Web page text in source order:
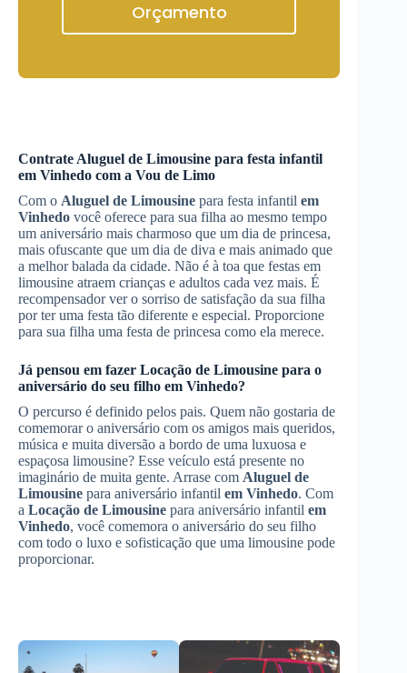
Orçamento
Contrate Aluguel de Limousine para festa infantil
em Vinhedo com a Vou de Limo
Com o Aluguel de Limousine para festa infantil em
Vinhedo você oferece para sua filha ao mesmo tempo
um aniversário mais charmoso que um dia de princesa,
mais ofuscante que um dia de diva e mais animado que
a melhor balada da cidade. Não é à toa que festas em
limousine atraem crianças e adultos cada vez mais. É
recompensador ver o sorriso de satisfação da sua filha
por ter uma festa tão diferente e especial. Proporcione
para sua filha uma festa de princesa como ela merece.
Já pensou em fazer Locação de Limousine para o
aniversário do seu filho em Vinhedo?
O percurso é definido pelos pais. Quem não gostaria de
comemorar o aniversário com os amigos mais queridos,
música e muita diversão a bordo de uma luxuosa e
espaçosa limousine? Esse veículo está presente no
imaginário de muita gente. Arrase com Aluguel de
Limousine para aniversário infantil em Vinhedo. Com
a Locação de Limousine para aniversário infantil em
Vinhedo, você comemora o aniversário do seu filho
com todo o luxo e sofisticação que uma limousine pode
proporcionar.